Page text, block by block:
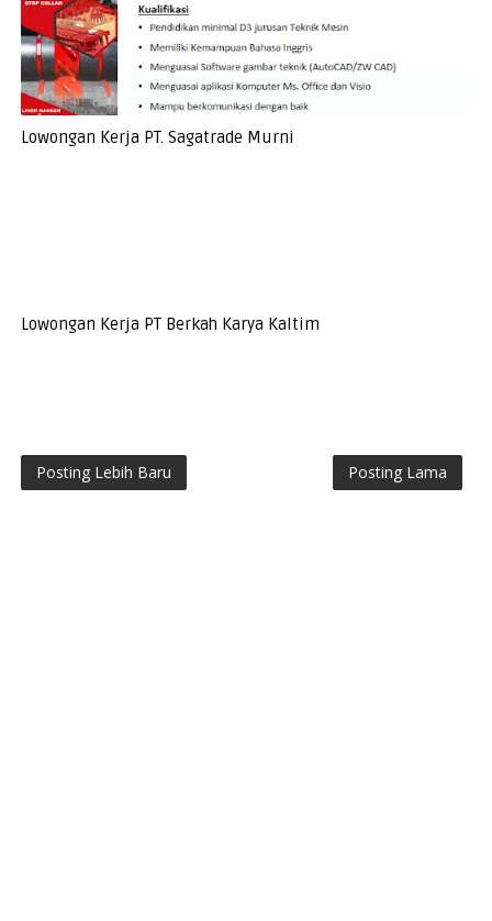
Lowongan Kerja PT. Sagatrade Murni
Lowongan Kerja PT Berkah Karya Kaltim
Posting Lebih Baru Posting Lama